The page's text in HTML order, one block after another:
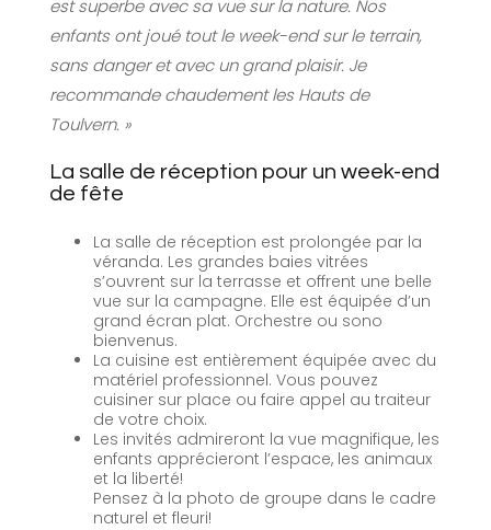
est superbe avec sa vue sur la nature. Nos
enfants ont joué tout le week-end sur le terrain,
sans danger et avec un grand plaisir. Je
recommande chaudement les Hauts de
Toulvern. »
La salle de réception pour un week-end
de fête
La salle de réception est prolongée par la
véranda. Les grandes baies vitrées
s’ouvrent sur la terrasse et offrent une belle
vue sur la campagne. Elle est équipée d’un
grand écran plat. Orchestre ou sono
bienvenus.
La cuisine est entièrement équipée avec du
matériel professionnel. Vous pouvez
cuisiner sur place ou faire appel au traiteur
de votre choix.
Les invités admireront la vue magnifique, les
enfants apprécieront l’espace, les animaux
et la liberté!
Pensez à la photo de groupe dans le cadre
naturel et fleuri!